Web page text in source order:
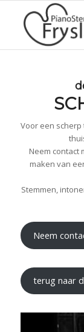
Voor een
Neem contact
maken van
Stemmen,
Neem
terug naar